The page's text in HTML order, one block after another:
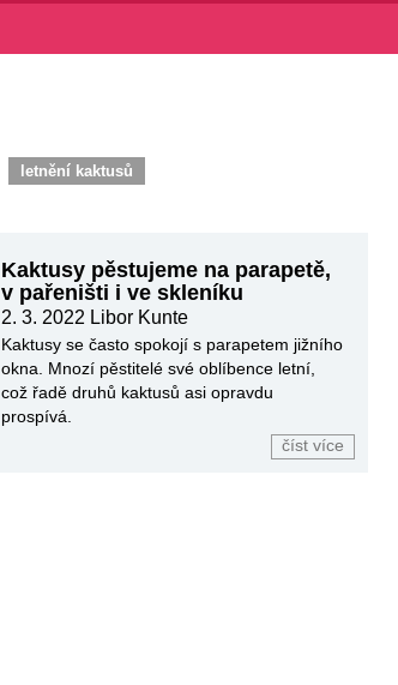
letnění kaktusů
Kaktusy pěstujeme na parapetě,
v pařeništi i ve skleníku
2. 3. 2022 Libor Kunte
Kaktusy se často spokojí s parapetem jižního
okna. Mnozí pěstitelé své oblíbence letní,
což řadě druhů kaktusů asi opravdu
prospívá.
číst více